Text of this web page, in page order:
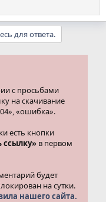
для ответа.
с просьбами
на скачивание
«ошибка».
есть кнопки
ссылку» в первом
будет
на сутки.
нашего сайта.